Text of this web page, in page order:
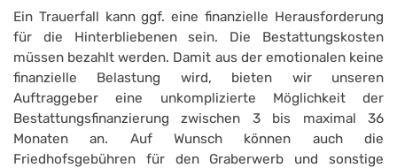
Ein Trauerfall kann ggf. eine finanzielle Herausforderung
für die Hinterbliebenen sein. Die Bestattungskosten
müssen bezahlt werden. Damit aus der emotionalen keine
finanzielle Belastung wird, bieten wir unseren
Auftraggeber eine unkomplizierte Möglichkeit der
Bestattungsfinanzierung zwischen 3 bis maximal 36
Monaten an. Auf Wunsch können auch die
Friedhofsgebühren für den Graberwerb und sonstige